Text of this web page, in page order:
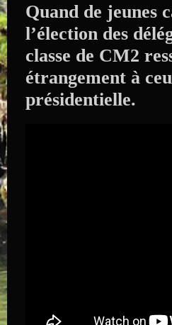
Quand de jeunes
l’élection des
classe de CM2
étrangement à
présidentielle.